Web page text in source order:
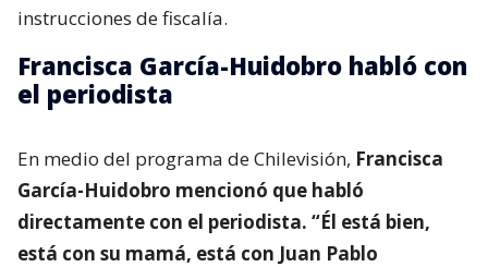
instrucciones de fiscalía.
Francisca García-Huidobro habló con
el periodista
En medio del programa de Chilevisión, Francisca
García-Huidobro mencionó que habló
directamente con el periodista. “Él está bien,
está con su mamá, está con Juan Pablo